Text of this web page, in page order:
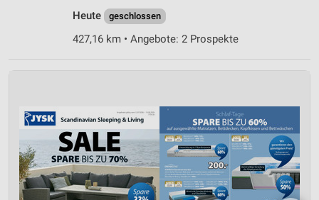
Heute
geschlossen
427,16 km • Angebote: 2 Prospekte